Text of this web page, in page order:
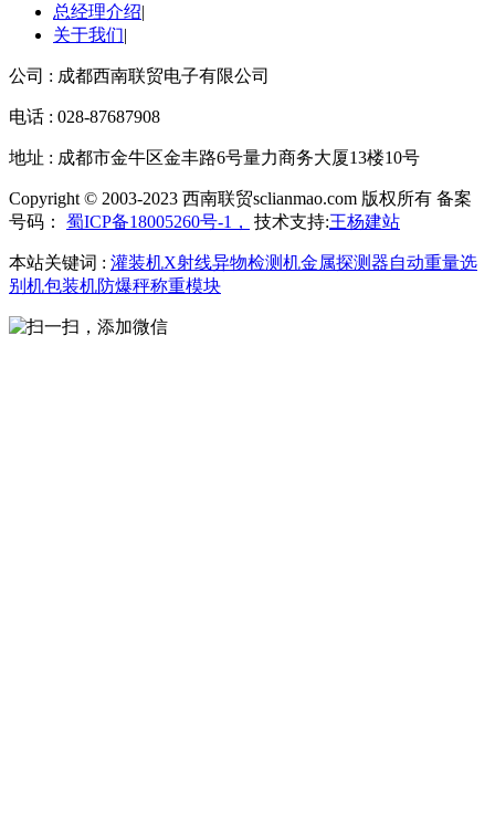
总经理介绍|
关于我们|
公司 : 成都西南联贸电子有限公司
电话 : 028-87687908
地址 : 成都市金牛区金丰路6号量力商务大厦13楼10号
Copyright © 2003-2023 西南联贸sclianmao.com 版权所有 备案
号码： 蜀ICP备18005260号-1， 技术支持:王杨建站
本站关键词 : 灌装机X射线异物检测机金属探测器自动重量选
别机包装机防爆秤称重模块